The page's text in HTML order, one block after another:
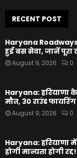
RECENT POST
Haryana
हुई बस सेवा, जानें पूरा
August 9, 2026 0
Haryana: हरियाणा
मौत, 30 राउंड
August 9, 2026 0
Haryana: हरियाणा
होगी मान्यता होगी रद्द!